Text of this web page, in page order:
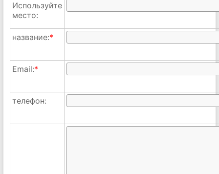
Используйте
место:
название:*
Email:*
телефон: